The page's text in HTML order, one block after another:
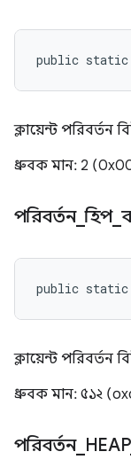
public static
ক্লায়েন্ট পরিবর্তন
ধ্রুবক মান: 2
পরিবর্তন_হিপ_
public static
ক্লায়েন্ট পরিবর্তন
ধ্রুবক মান: ৫১২
পরিবর্তন_ HEAP